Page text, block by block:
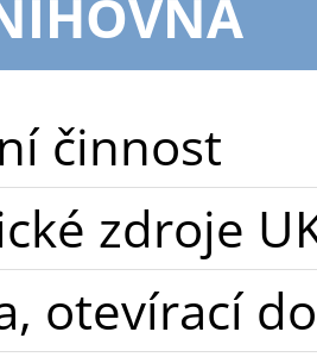
činnost
zdroje
otevírací